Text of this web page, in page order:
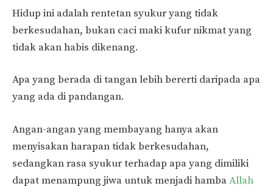
Hidup ini adalah rentetan syukur yang tidak
berkesudahan, bukan caci maki kufur nikmat yang
tidak akan habis dikenang.
Apa yang berada di tangan lebih bererti daripada apa
yang ada di pandangan.
Angan-angan yang membayang hanya akan
menyisakan harapan tidak berkesudahan,
sedangkan rasa syukur terhadap apa yang dimiliki
dapat menampung jiwa untuk menjadi hambaAllah